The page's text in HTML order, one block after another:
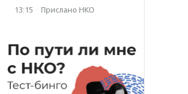
13:15 · Прислано НКО